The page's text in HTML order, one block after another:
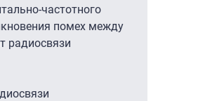
частотного
помех между
радиосвязи